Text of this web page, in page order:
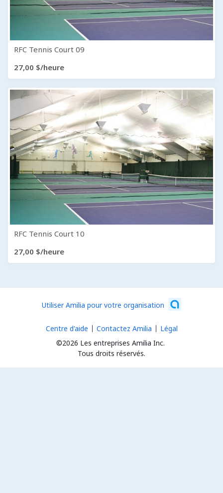
RFC Tennis Court 09
27,00 $/heure
RFC Tennis Court 10
27,00 $/heure
Utiliser Amilia pour votre organisation
©2026 Les entreprises Amilia Inc.
Tous droits réservés.
Centre d'aide Contactez Amilia Légal